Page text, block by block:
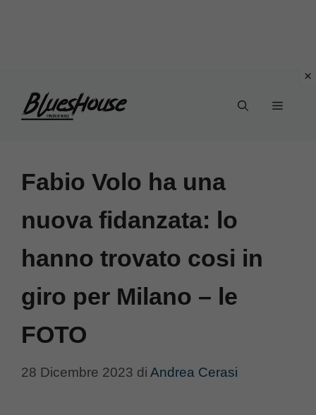
Menu
Fabio Volo ha una
nuova fidanzata: lo
hanno trovato cosi in
giro per Milano – le
FOTO
28 Dicembre 2023 di Andrea Cerasi